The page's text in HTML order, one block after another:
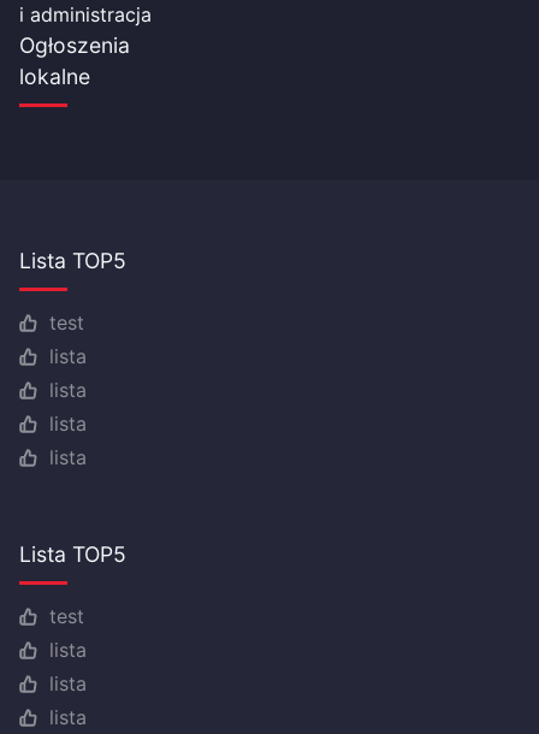
i administracja
Ogłoszenia
lokalne
Lista TOP5
test
lista
lista
lista
lista
Lista TOP5
test
lista
lista
lista